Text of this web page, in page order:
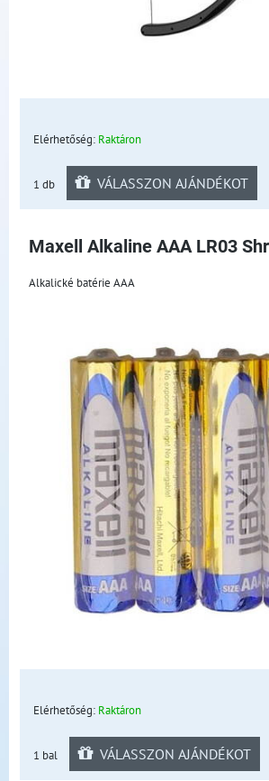
Elérhetőség: Raktáron
1 db VÁLASSZON AJÁNDÉKOT
Maxell Alkaline AAA LR03
Alkalické batérie AAA
Elérhetőség: Raktáron
1 bal VÁLASSZON AJÁNDÉKOT